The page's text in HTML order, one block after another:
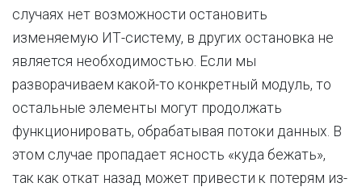
случаях нет возможности остановить
изменяемую ИТ-систему, в других остановка не
является необходимостью. Если мы
разворачиваем какой-то конкретный модуль, то
остальные элементы могут продолжать
функционировать, обрабатывая потоки данных. В
этом случае пропадает ясность «куда бежать»,
так как откат назад может привести к потерям из-